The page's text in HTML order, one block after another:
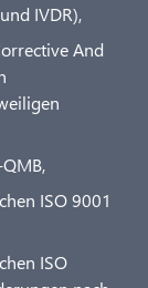
IVDR),
And
ISO 9001
ISO